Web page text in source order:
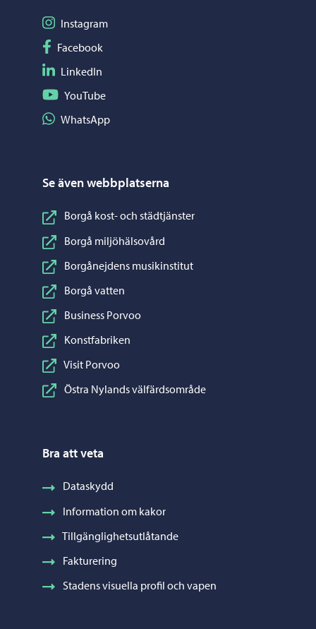
Följ på Instagram
Instagram
Följ på Facebook
Facebook
Följ på LinkedIn
LinkedIn
Följ på YouTube
YouTube
Dela på WhatsApp
WhatsApp
Se även webbplatserna
Borgå kost- och städtjänster
Borgå miljöhälsovård
Borgånejdens musikinstitut
Borgå vatten
Business Porvoo
Konstfabriken
Visit Porvoo
Östra Nylands välfärdsområde
Bra att veta
Dataskydd
Information om kakor
Tillgänglighetsutlåtande
Fakturering
Stadens visuella profil och vapen